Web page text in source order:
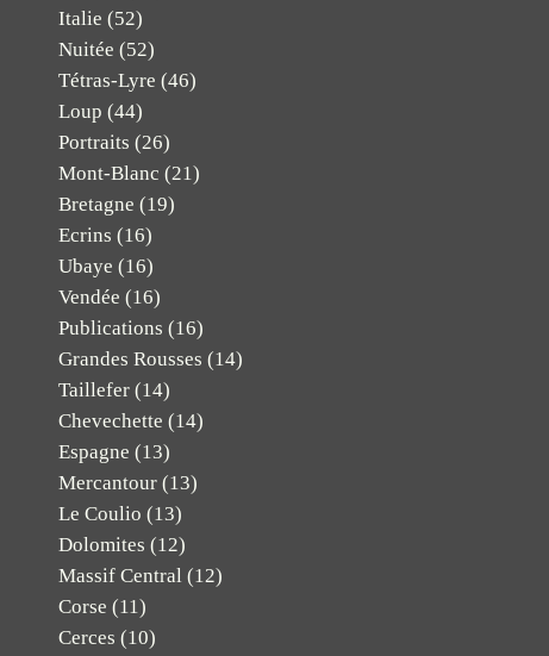
Italie (52)
Nuitée (52)
Tétras-Lyre (46)
Loup (44)
Portraits (26)
Mont-Blanc (21)
Bretagne (19)
Ecrins (16)
Ubaye (16)
Vendée (16)
Publications (16)
Grandes Rousses (14)
Taillefer (14)
Chevechette (14)
Espagne (13)
Mercantour (13)
Le Coulio (13)
Dolomites (12)
Massif Central (12)
Corse (11)
Cerces (10)